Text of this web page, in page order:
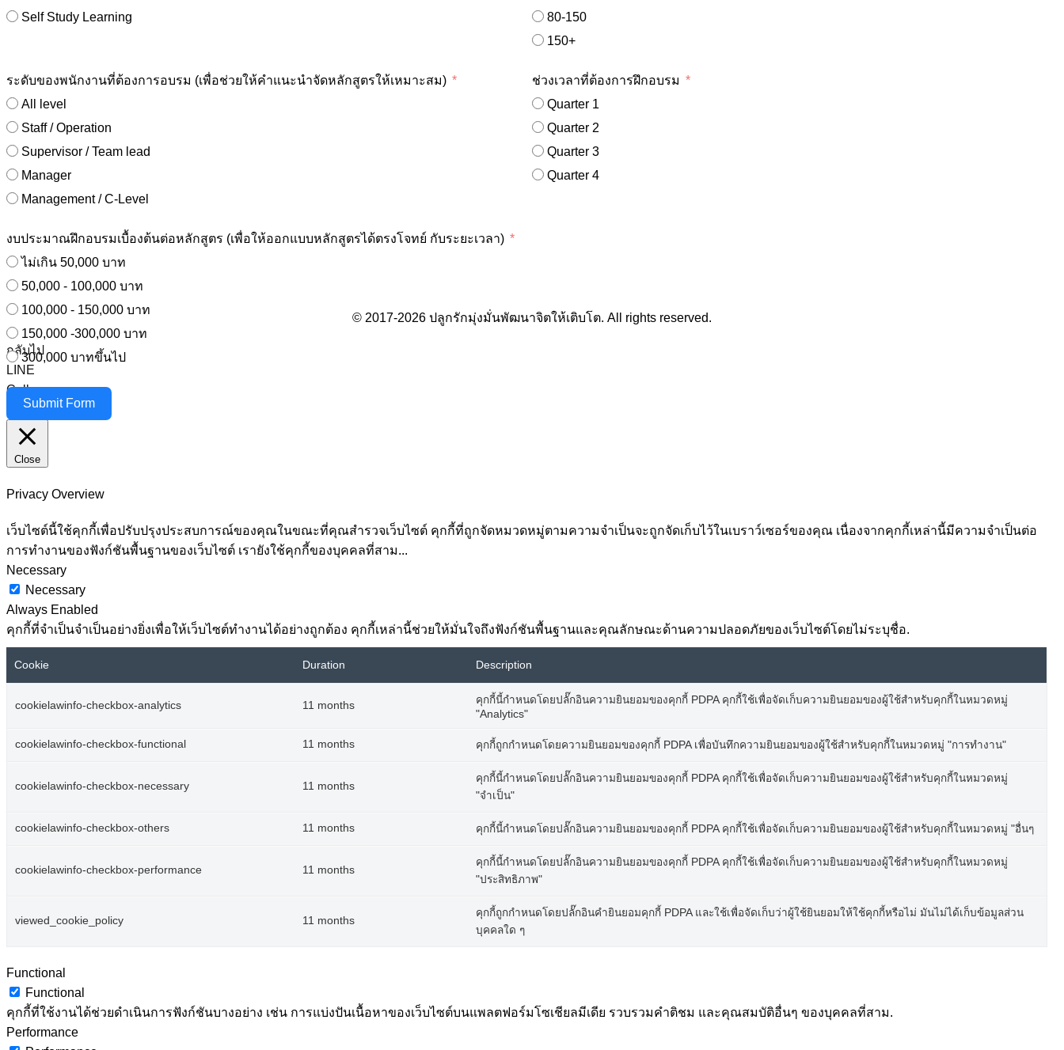
Self Study Learning
80-150
150+
ระดับของพนักงานที่ต้องการอบรม (เพื่อช่วยให้คำแนะนำจัดหลักสูตรให้เหมาะสม)
All level
Staff / Operation
Supervisor / Team lead
Manager
Management / C-Level
ช่วงเวลาที่ต้องการฝึกอบรม
Quarter 1
Quarter 2
Quarter 3
Quarter 4
งบประมาณฝึกอบรมเบื้องต้นต่อหลักสูตร (เพื่อให้ออกแบบหลักสูตรได้ตรงโจทย์ กับระยะเวลา)
ไม่เกิน 50,000 บาท
50,000 - 100,000 บาท
100,000 - 150,000 บาท
150,000 -300,000 บาท
300,000 บาทขึ้นไป
Submit Form
© 2017-2026 ปลูกรักมุ่งมั่นพัฒนาจิตให้เติบโต. All rights reserved.
กลับไป
LINE
Call
Messenger
Close
Privacy Overview
เว็บไซต์นี้ใช้คุกกี้เพื่อปรับปรุงประสบการณ์ของคุณในขณะที่คุณสำรวจเว็บไซต์ คุกกี้ที่ถูกจัดหมวดหมู่ตามความจำเป็นจะถูกจัดเก็บไว้ในเบราว์เซอร์ของคุณ เนื่องจากคุกกี้เหล่านี้มีความจำเป็นต่อ
การทำงานของฟังก์ชันพื้นฐานของเว็บไซต์ เรายังใช้คุกกี้ของบุคคลที่สาม...
Necessary
Necessary
Always Enabled
คุกกี้ที่จำเป็นจำเป็นอย่างยิ่งเพื่อให้เว็บไซต์ทำงานได้อย่างถูกต้อง คุกกี้เหล่านี้ช่วยให้มั่นใจถึงฟังก์ชันพื้นฐานและคุณลักษณะด้านความปลอดภัยของเว็บไซต์โดยไม่ระบุชื่อ.
Cookie Duration Description
cookielawinfo-checkbox-analytics 11 months
คุกกี้นี้กำหนดโดยปลั๊กอินความยินยอมของคุกกี้ PDPA คุกกี้ใช้เพื่อจัดเก็บความยินยอมของผู้ใช้สำหรับคุกกี้ในหมวดหมู่
"Analytics"
cookielawinfo-checkbox-functional 11 months คุกกี้ถูกกำหนดโดยความยินยอมของคุกกี้ PDPA เพื่อบันทึกความยินยอมของผู้ใช้สำหรับคุกกี้ในหมวดหมู่ "การทำงาน"
cookielawinfo-checkbox-necessary 11 months
คุกกี้นี้กำหนดโดยปลั๊กอินความยินยอมของคุกกี้ PDPA คุกกี้ใช้เพื่อจัดเก็บความยินยอมของผู้ใช้สำหรับคุกกี้ในหมวดหมู่
"จำเป็น"
cookielawinfo-checkbox-others 11 months คุกกี้นี้กำหนดโดยปลั๊กอินความยินยอมของคุกกี้ PDPA คุกกี้ใช้เพื่อจัดเก็บความยินยอมของผู้ใช้สำหรับคุกกี้ในหมวดหมู่ "อื่นๆ
cookielawinfo-checkbox-performance 11 months
คุกกี้นี้กำหนดโดยปลั๊กอินความยินยอมของคุกกี้ PDPA คุกกี้ใช้เพื่อจัดเก็บความยินยอมของผู้ใช้สำหรับคุกกี้ในหมวดหมู่
"ประสิทธิภาพ"
viewed_cookie_policy 11 months
คุกกี้ถูกกำหนดโดยปลั๊กอินคำยินยอมคุกกี้ PDPA และใช้เพื่อจัดเก็บว่าผู้ใช้ยินยอมให้ใช้คุกกี้หรือไม่ มันไม่ได้เก็บข้อมูลส่วน
บุคคลใด ๆ
Functional
Functional
คุกกี้ที่ใช้งานได้ช่วยดำเนินการฟังก์ชันบางอย่าง เช่น การแบ่งปันเนื้อหาของเว็บไซต์บนแพลตฟอร์มโซเชียลมีเดีย รวบรวมคำติชม และคุณสมบัติอื่นๆ ของบุคคลที่สาม.
Performance